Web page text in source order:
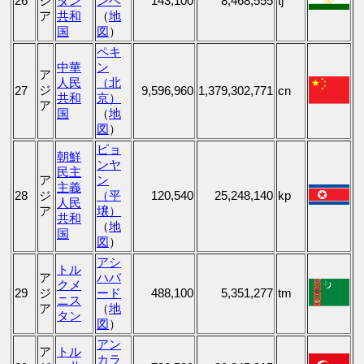
ア 共和
国
（地
図 ）
27
ア
ジ
ア
中華
人民
共和
国
ペキ
ン
（北
京）
（地
図 ）
9,596,960 1,379,302,771 cn
28
ア
ジ
ア
朝鮮
民主
主義
人民
共和
国
ピョ
ンヤ
ン
（平
壌）
（地
図 ）
120,540 25,248,140 kp
29
ア
ジ
ア
トル
クメ
ニス
タン
アシ
ハバ
ード
（地
図 ）
488,100 5,351,277 tm
ア
トル
アン
カラ